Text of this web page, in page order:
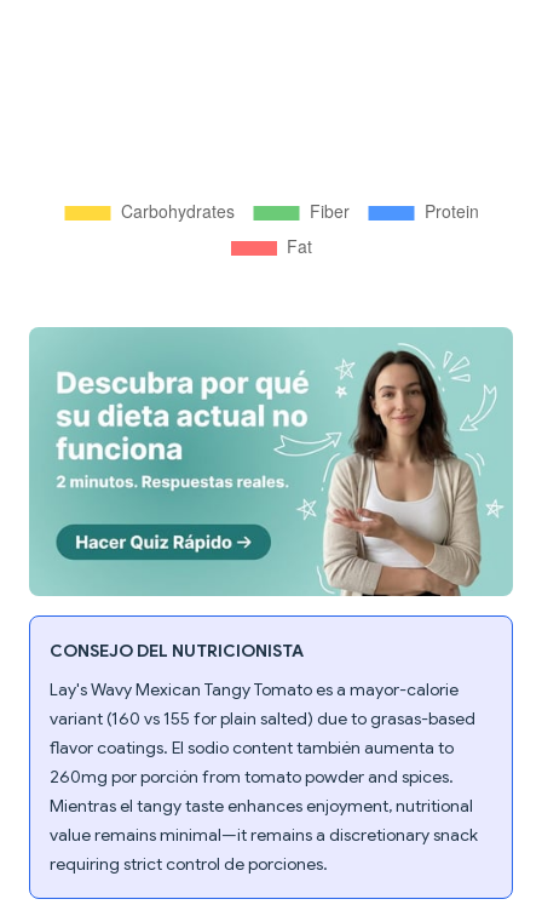
CONSEJO DEL NUTRICIONISTA
Lay's Wavy Mexican Tangy Tomato es a mayor-calorie
variant (160 vs 155 for plain salted) due to grasas-based
flavor coatings. El sodio content también aumenta to
260mg por porción from tomato powder and spices.
Mientras el tangy taste enhances enjoyment, nutritional
value remains minimal—it remains a discretionary snack
requiring strict control de porciones.